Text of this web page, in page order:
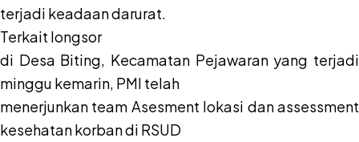
terjadi keadaan darurat.
Terkait longsor
di Desa Biting, Kecamatan Pejawaran yang terjadi
minggu kemarin, PMI telah
menerjunkan team Asesment lokasi dan assessment
kesehatan korban di RSUD